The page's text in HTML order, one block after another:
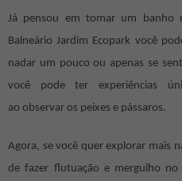
Já pensou em tomar um banho
Balneário Jardim Ecopark você
nadar um pouco ou apenas se
você pode ter experiências
ao observar os peixes e pássaros.
Agora, se você quer explorar mais
de fazer flutuação e mergulho